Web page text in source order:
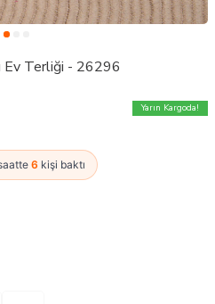
Ev Terliği - 26296
Yarın Kargoda!
6 kişi baktı